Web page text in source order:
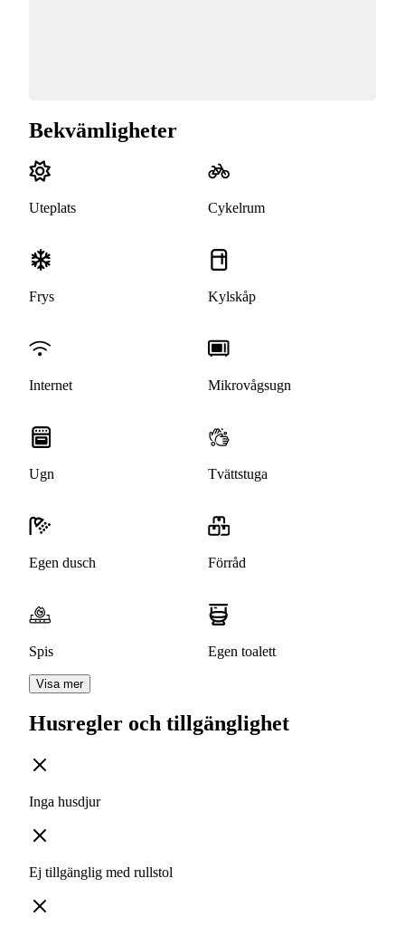
Bekvämligheter
Uteplats Cykelrum
Frys Kylskåp
Internet Mikrovågsugn
Ugn Tvättstuga
Egen dusch Förråd
Spis Egen toalett
Visa mer
Husregler och tillgänglighet
Inga husdjur
Ej tillgänglig med rullstol